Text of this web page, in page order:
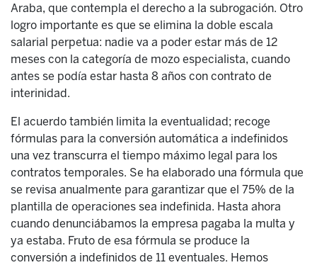
Araba, que contempla el derecho a la subrogación. Otro
logro importante es que se elimina la doble escala
salarial perpetua: nadie va a poder estar más de 12
meses con la categoría de mozo especialista, cuando
antes se podía estar hasta 8 años con contrato de
interinidad.
El acuerdo también limita la eventualidad; recoge
fórmulas para la conversión automática a indefinidos
una vez transcurra el tiempo máximo legal para los
contratos temporales. Se ha elaborado una fórmula que
se revisa anualmente para garantizar que el 75% de la
plantilla de operaciones sea indefinida. Hasta ahora
cuando denunciábamos la empresa pagaba la multa y
ya estaba. Fruto de esa fórmula se produce la
conversión a indefinidos de 11 eventuales. Hemos